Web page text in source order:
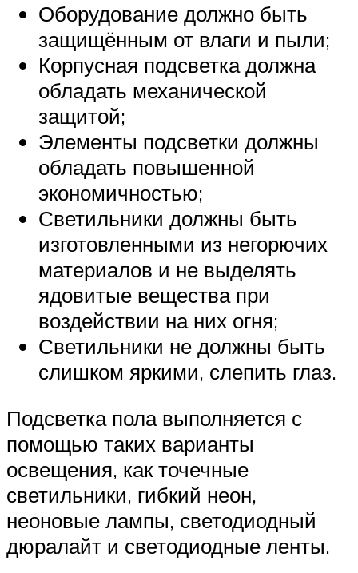
Оборудование должно быть
защищённым от влаги и пыли;
Корпусная подсветка должна
обладать механической
защитой;
Элементы подсветки должны
обладать повышенной
экономичностью;
Светильники должны быть
изготовленными из негорючих
материалов и не выделять
ядовитые вещества при
воздействии на них огня;
Светильники не должны быть
слишком яркими, слепить глаз.
Подсветка пола выполняется с
помощью таких варианты
освещения, как точечные
светильники, гибкий неон,
неоновые лампы, светодиодный
дюралайт и светодиодные ленты.